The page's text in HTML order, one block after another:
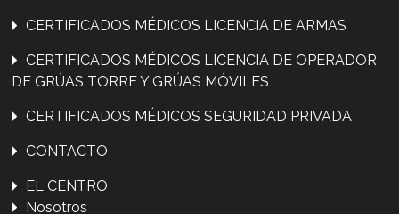
CERTIFICADOS MÉDICOS LICENCIA DE ARMAS
CERTIFICADOS MÉDICOS LICENCIA DE OPERADOR
DE GRÚAS TORRE Y GRÚAS MÓVILES
CERTIFICADOS MÉDICOS SEGURIDAD PRIVADA
CONTACTO
EL CENTRO
Nosotros